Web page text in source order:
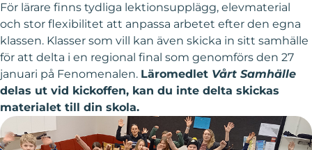
För lärare finns tydliga lektionsupplägg, elevmaterial
och stor flexibilitet att anpassa arbetet efter den egna
klassen. Klasser som vill kan även skicka in sitt samhälle
för att delta i en regional final som genomförs den 27
januari på Fenomenalen. Läromedlet Vårt Samhälle
delas ut vid kickoffen, kan du inte delta skickas
materialet till din skola.